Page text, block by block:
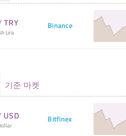
TRY
Lira
Binance
기준 마켓
USD Bitfinex